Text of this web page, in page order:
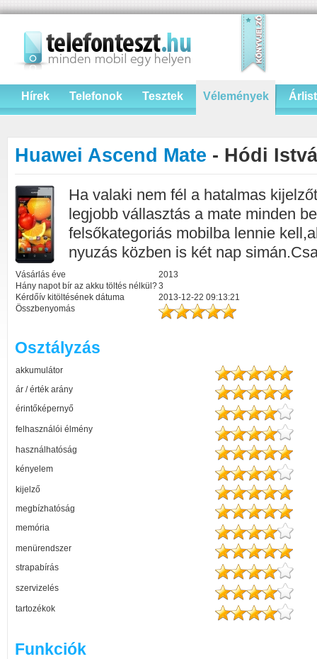
Hírek Telefonok Tesztek Vélemények
Huawei Ascend Mate - Hódi
Ha valaki nem fél a hatalmas
legjobb vállasztás a mate minden
felsőkategoriás mobilba lennie
nyuzás közben is két nap
Vásárlás éve
2013
Hány napot bír az akku töltés nélkül?3
Kérdőív kitöltésének dátuma
2013-12-22 09:13:21
Összbenyomás
Osztályzás
akkumulátor
ár / érték arány
érintőképernyő
felhasználói élmény
használhatóság
kényelem
kijelző
megbízhatóság
memória
menürendszer
strapabírás
szervizelés
tartozékok
Funkciók